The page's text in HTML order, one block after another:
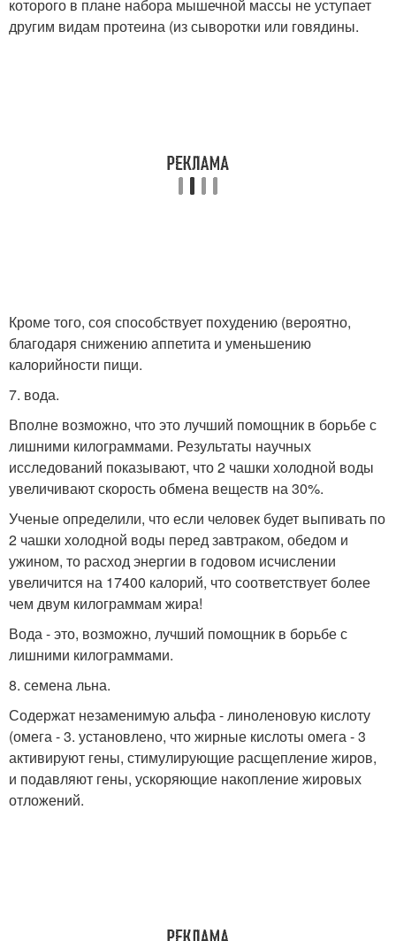
которого в плане набора мышечной массы не уступает
другим видам протеина (из сыворотки или говядины.
Кроме того, соя способствует похудению (вероятно,
благодаря снижению аппетита и уменьшению
калорийности пищи.
7. вода.
Вполне возможно, что это лучший помощник в борьбе с
лишними килограммами. Результаты научных
исследований показывают, что 2 чашки холодной воды
увеличивают скорость обмена веществ на 30%.
Ученые определили, что если человек будет выпивать по
2 чашки холодной воды перед завтраком, обедом и
ужином, то расход энергии в годовом исчислении
увеличится на 17400 калорий, что соответствует более
чем двум килограммам жира!
Вода - это, возможно, лучший помощник в борьбе с
лишними килограммами.
8. семена льна.
Содержат незаменимую альфа - линоленовую кислоту
(омега - 3. установлено, что жирные кислоты омега - 3
активируют гены, стимулирующие расщепление жиров,
и подавляют гены, ускоряющие накопление жировых
отложений.